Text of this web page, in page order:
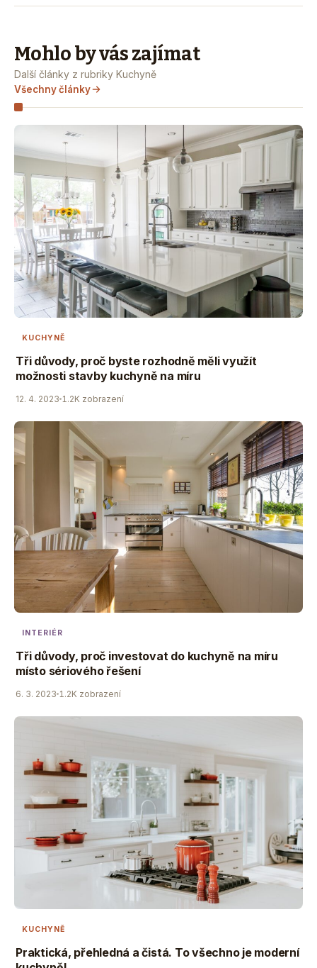
Mohlo by vás zajímat
Další články z rubriky Kuchyně
Všechny články
KUCHYNĚ
Tři důvody, proč byste rozhodně měli využít
možnosti stavby kuchyně na míru
12. 4. 2023 1.2K zobrazení
INTERIÉR
Tři důvody, proč investovat do kuchyně na míru
místo sériového řešení
6. 3. 2023 1.2K zobrazení
KUCHYNĚ
Praktická, přehledná a čistá. To všechno je moderní